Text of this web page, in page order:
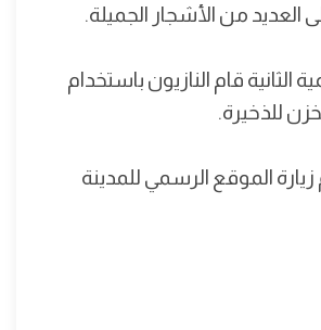
العديد من الأشجار الجميلة.
الثانية قام النازيون باستخدام
للذخيرة.
الموقع الرسمي للمدينة